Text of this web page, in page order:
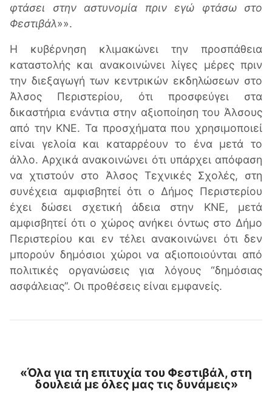
φτάσει στην αστυνομία πριν εγώ φτάσω στο
Φεστιβάλ»».
Η κυβέρνηση κλιμακώνει την προσπάθεια
καταστολής και ανακοινώνει λίγες μέρες πριν
την διεξαγωγή των κεντρικών εκδηλώσεων στο
Άλσος Περιστερίου, ότι προσφεύγει στα
δικαστήρια ενάντια στην αξιοποίηση του Άλσους
από την ΚΝΕ. Τα προσχήματα που χρησιμοποιεί
είναι γελοία και καταρρέουν το ένα μετά το
άλλο. Αρχικά ανακοινώνει ότι υπάρχει απόφαση
να χτιστούν στο Άλσος Τεχνικές Σχολές, στη
συνέχεια αμφισβητεί ότι ο Δήμος Περιστερίου
έχει δώσει σχετική άδεια στην ΚΝΕ, μετά
αμφισβητεί ότι ο χώρος ανήκει όντως στο Δήμο
Περιστερίου και εν τέλει ανακοινώνει ότι δεν
μπορούν δημόσιοι χώροι να αξιοποιούνται από
πολιτικές οργανώσεις για λόγους “δημόσιας
ασφάλειας”. Οι προθέσεις είναι εμφανείς.
«Όλα για τη επιτυχία του Φεστιβάλ, στη
δουλειά με όλες μας τις δυνάμεις»